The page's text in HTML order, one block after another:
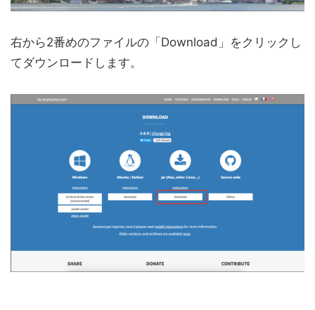
右から2番めのファイルの「Download」をクリックし
てダウンロードします。